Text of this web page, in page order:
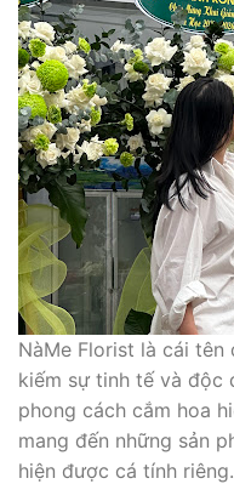
NàMe Florist là cái
kiếm sự tinh tế và độc
phong cách cắm hoa
mang đến những sản
hiện được cá tính